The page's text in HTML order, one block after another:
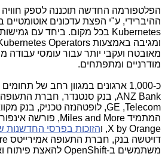
הפלטפורמה החדשה תוכננה לספק חוויה
ההיברידי, ע"י הפצת עדכונים
Kubernetes בכל מקום. ביחד עם
ומגיבה באמצעות Operators
מאובטח ועקבי יותר עבור עומסי עבודה
מודרניים ומתפתחים.
כ-1,000 ארגונים במגוון רחב של תחומים וברחבי העולם, כולל
ANZ Bank, בנק סנטנדר, חברת התעופה
Telecom
,
GE, לופטהנזה טכניק, בנק
המתמיד Miles and More, פורשה
X by Orange, והזוכות בפרסי
דויטשה בנק, חברת התעופה אמירייטס
משתמשים ב-OpenShift להאצת פיתוח